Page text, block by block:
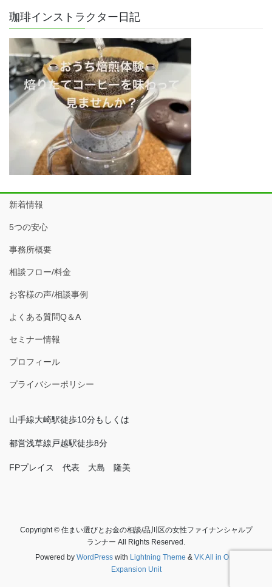
珈琲インストラクター日記
新着情報
5つの安心
事務所概要
相談フロー/料金
お客様の声/相談事例
よくある質問Q＆A
セミナー情報
プロフィール
プライバシーポリシー
山手線大崎駅徒歩10分もしくは
都営浅草線戸越駅徒歩8分
FPプレイス 代表 大島 隆美
Copyright © 住まい選びとお金の相談/品川区の女性ファイナンシャルプ
ランナー All Rights Reserved.
Powered by WordPresswith Lightning Theme & VK All in One
Expansion Unit